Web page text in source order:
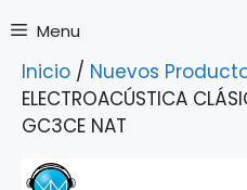
Menu
Inicio / Nuevos
ELECTROACÚSTICA
GC3CE NAT